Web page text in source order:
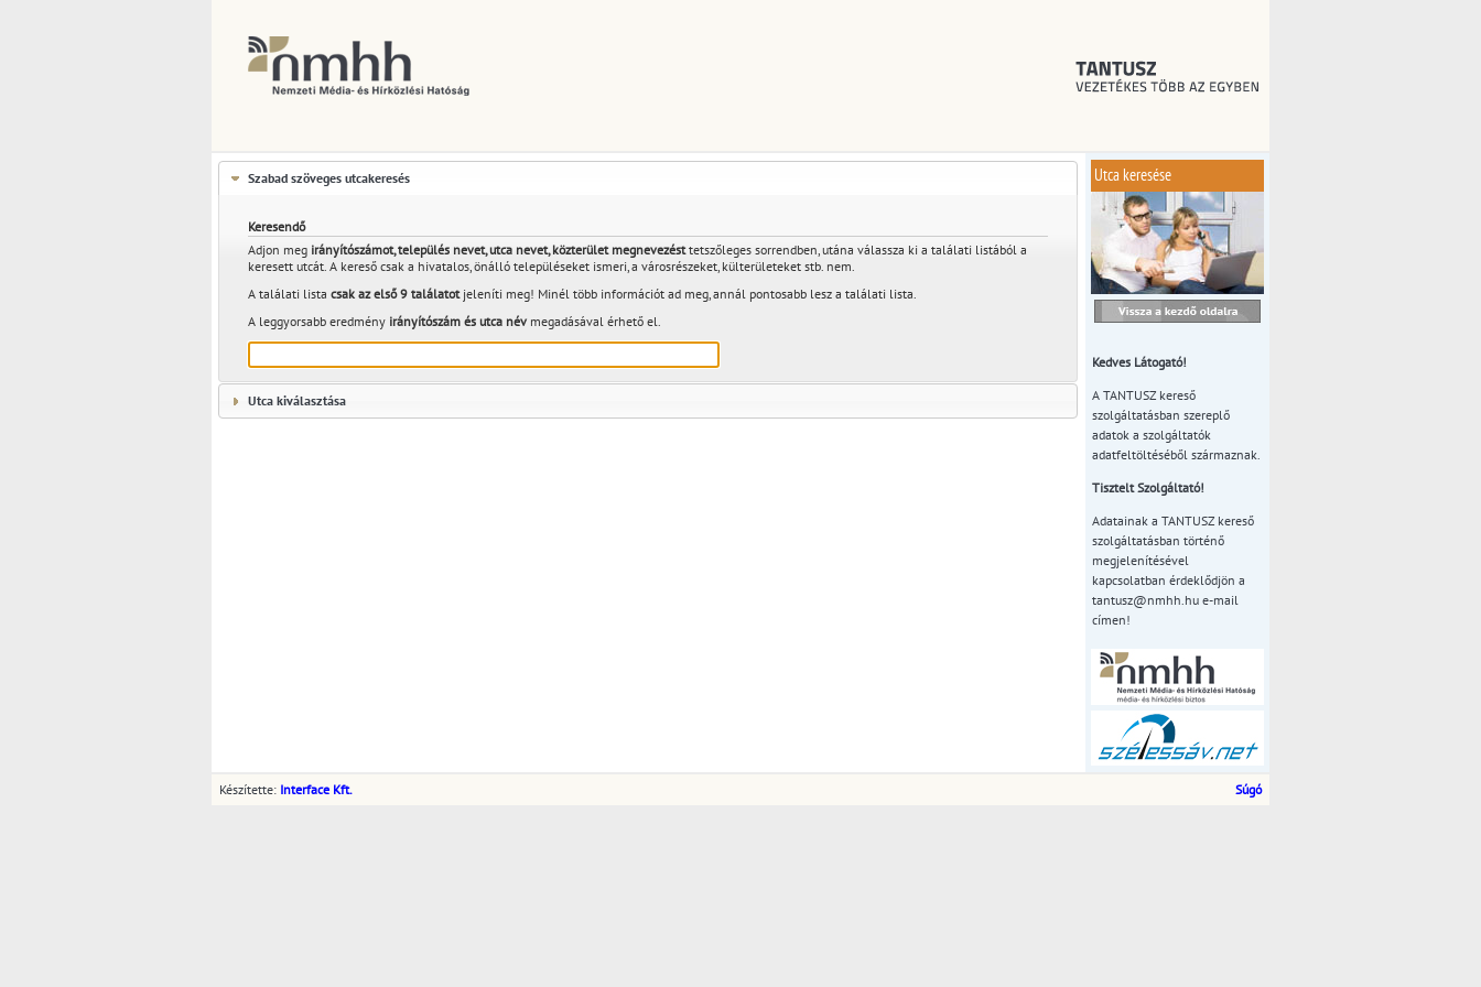
Szabad szöveges utcakeresés
Keresendő
Adjon meg irányítószámot, település nevet, utca nevet, közterület megnevezésttetszőleges sorrendben, utána válassza ki a találati listából a
keresett utcát. A kereső csak a hivatalos, önálló településeket ismeri, a városrészeket, külterületeket stb. nem.
A találati listacsak az első 9 találatotjeleníti meg! Minél több információt ad meg, annál pontosabb lesz a találati lista.
A leggyorsabb eredmény irányítószám és utca név megadásával érhető el.
Utca kiválasztása
Utca keresése
Kedves Látogató!
A TANTUSZ kereső
szolgáltatásban szereplő
adatok a szolgáltatók
adatfeltöltéséből származnak.
Tisztelt Szolgáltató!
Adatainak a TANTUSZ kereső
szolgáltatásban történő
megjelenítésével
kapcsolatban érdeklődjön a
tantusz@nmhh.hu e-mail
címen!
Készítette: Interface Kft. Súgó